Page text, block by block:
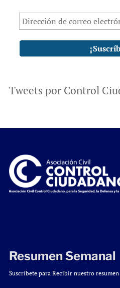
Tweets por Control
Resumen Semanal
Suscríbete para Recibir nuestro